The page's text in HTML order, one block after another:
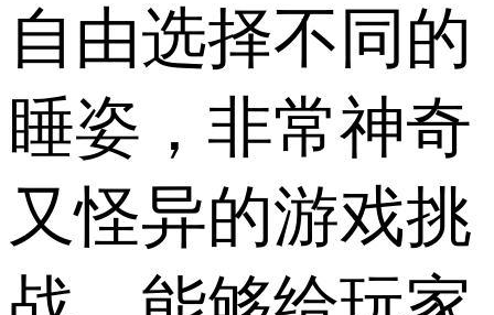
自由选择不同的
睡姿，非常神奇
又怪异的游戏挑